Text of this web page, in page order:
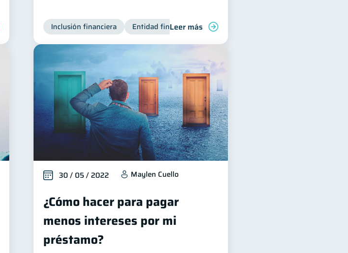
Inclusión financiera Finanzas para jóvenes Manejo de deudas
Inclusión financiera Entidad financiera
Leer más
30 / 05 / 2022 Maylen Cuello
¿Cómo hacer para pagar
menos intereses por mi
préstamo?